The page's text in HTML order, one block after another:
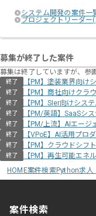
システム開発の案件一
プロジェクトリーダー
募集が終了した案件
募集は終了していますが、参
終了 【PM】塗装業界向け
終了 【PM】商社向けクラ
終了 【PM】SIer向けシス
終了 【PM/英語】SaaSシ
終了 【PM/上流】AIエー
終了 【VPoE】AI活用プロ
終了 【PM】クラウドシフ
終了
【PM】再生可能エネ
HOME案件検索Python求人
案件検索